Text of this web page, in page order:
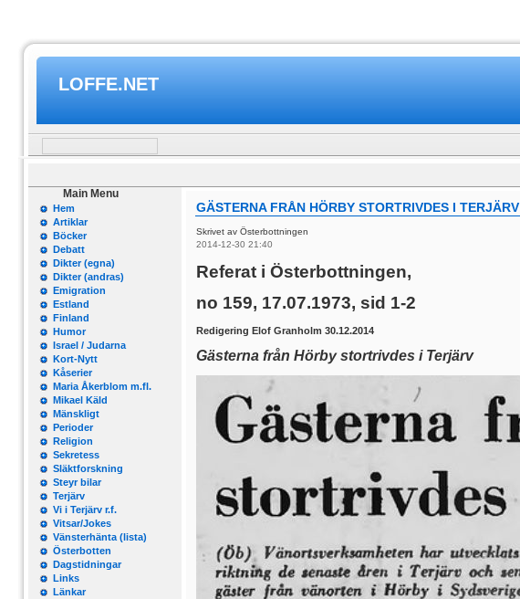
LOFFE.NET
Main Menu
Hem
Artiklar
Böcker
Debatt
Dikter (egna)
Dikter (andras)
Emigration
Estland
Finland
Humor
Israel / Judarna
Kort-Nytt
Kåserier
Maria Åkerblom m.fl.
Mikael Käld
Mänskligt
Perioder
Religion
Sekretess
Släktforskning
Steyr bilar
Terjärv
Vi i Terjärv r.f.
Vitsar/Jokes
Vänsterhänta (lista)
Österbotten
Dagstidningar
Links
Länkar
GÄSTERNA FRÅN HÖRBY STORTRIVDES I TERJÄRV
Skrivet av Österbottningen
2014-12-30 21:40
Referat i Österbottningen,
no 159, 17.07.1973, sid 1-2
Redigering Elof Granholm 30.12.2014
Gästerna från Hörby stortrivdes i Terjärv